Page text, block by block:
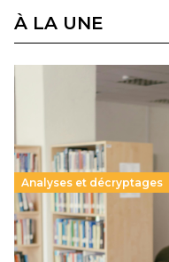
À LA UNE
Analyses et décryptages
Supérieur privé :
promesse